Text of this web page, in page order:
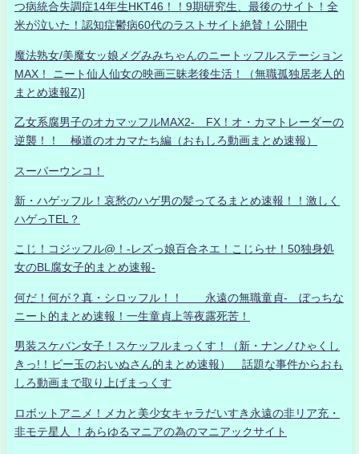
つ病統合失調症14年生HKT46！！9期研究生、最後のサイト！全
米が泣いた！認知症鬱病60代のラストサイト絶賛！公開中
魔法熟女/美魔女ッ娘メグみみちゃんのニートッフルステーション
MAX！ ニート仙人仙女の映画三昧老後生活！（無職孤独居老人的
まとめ速報Z)]
乙女系腐男子のオカマッフルMAX2- FX！オ・カマトレーダーの
逆襲！！ 極道のオカマたち編（おもしろ動画まとめ速報）
スーパーウンコ！
新・ハゲッフル！哀愁のハゲ男の髪ってるまとめ速報！！激しく
ハゲっTEL？
こじ！コジッフル@！-レズっ娘百合ネエ！こじらせ！50独身処
女のBL腐女子的まとめ速報-
何だ！何が？真・シロッフル！！ 永遠の無職童貞- ぼっちな
ニート的まとめ速報！一生童貞上等夜露死苦！
男装スケバン女子！スケッフルまっくす！（新・ナンノひゃくし
きっ!！ビー玉のおいぬさん的まとめ速報） 話題な事件からおも
しろ動画まで取り上げまっくす
ロボットアニメ！メカと美少女キャラだいすき永遠の非リア充・
非モテ星人 ！あらゆるマニアの為のマニアックサイト